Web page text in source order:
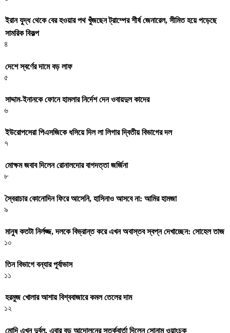
ইরান যুদ্ধ থেকে বের হওয়ার পথ খুঁজছেন ট্রাম্পের শীর্ষ জেনারেল, সীমিত হয়ে পড়েছে
সামরিক বিকল্প
৪
দেশে স্বর্ণের দামে বড় লাফ
৫
সাদ্দাম-ইনানকে ফোনে হামলার নির্দেশ দেন ওবায়দুল কাদের
৬
ইউরোপসেরা পিএসজিকে ধসিয়ে দিল লা লিগার দ্বিতীয় বিভাগের দল
৭
মোক্ষম জবাব দিলেন রোনালদোর বাগদত্তা জর্জিনা
৮
স্বৈরাচার কোনোদিন ফিরে আসেনি, হাসিনাও আসবে না: আমির হামজা
৯
মানুষ কতটা নির্লজ্জ, দলকে বিভ্রান্ত করে এখন অবাস্তব স্বপ্ন দেখাচ্ছেন: সোহেল তাজ
১০
তিন বিভাগে বন্যার পূর্বাভাস
১১
হরমুজ খোলার আশায় বিশ্ববাজারে কমল তেলের দাম
১২
মোদি এখন দুর্বল, এবার বড় আন্দোলনের সতর্কবার্তা দিলেন সোনাম ওয়াংচুক